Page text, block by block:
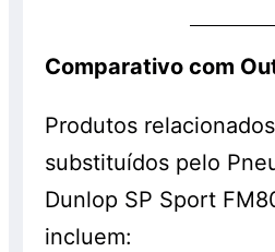
Comparativo com
Produtos
substituídos pelo
Dunlop SP Sport
incluem: